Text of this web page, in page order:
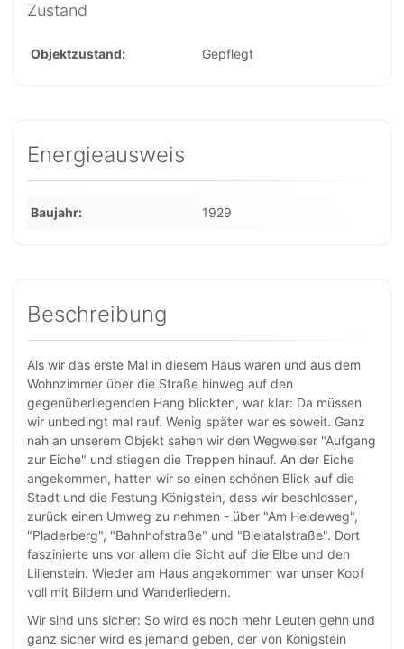
Zustand
Objektzustand Gepflegt
Energieausweis
Baujahr 1929
Beschreibung
Als wir das erste Mal in diesem Haus waren und aus dem
Wohnzimmer über die Straße hinweg auf den
gegenüberliegenden Hang blickten, war klar: Da müssen
wir unbedingt mal rauf. Wenig später war es soweit. Ganz
nah an unserem Objekt sahen wir den Wegweiser "Aufgang
zur Eiche" und stiegen die Treppen hinauf. An der Eiche
angekommen, hatten wir so einen schönen Blick auf die
Stadt und die Festung Königstein, dass wir beschlossen,
zurück einen Umweg zu nehmen - über "Am Heideweg",
"Pladerberg", "Bahnhofstraße" und "Bielatalstraße". Dort
faszinierte uns vor allem die Sicht auf die Elbe und den
Lilienstein. Wieder am Haus angekommen war unser Kopf
voll mit Bildern und Wanderliedern.
Wir sind uns sicher: So wird es noch mehr Leuten gehn und
ganz sicher wird es jemand geben, der von Königstein